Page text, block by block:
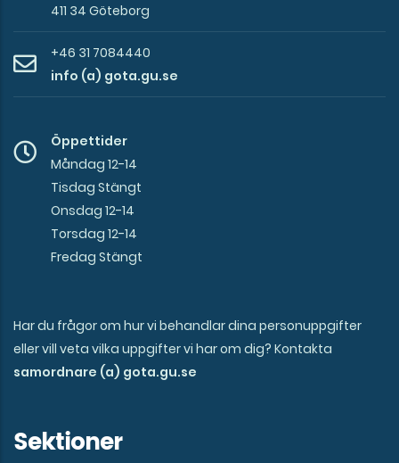
411 34 Göteborg
+46 31 7084440
info (a) gota.gu.se
Öppettider
Måndag 12-14
Tisdag Stängt
Onsdag 12-14
Torsdag 12-14
Fredag Stängt
Har du frågor om hur vi behandlar dina personuppgifter
eller vill veta vilka uppgifter vi har om dig? Kontakta
samordnare (a) gota.gu.se
Sektioner